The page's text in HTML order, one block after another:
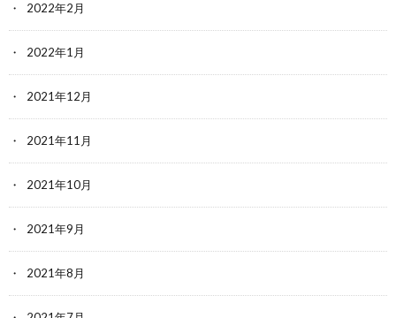
2022年2月
2022年1月
2021年12月
2021年11月
2021年10月
2021年9月
2021年8月